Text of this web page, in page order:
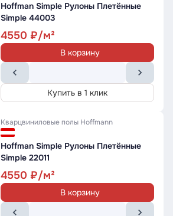
Hoffman Simple Рулоны Плетённые
Simple 44003
4550
В корзину
Купить в 1 клик
Кварцвиниловые полы Hoffmann
Hoffman Simple Рулоны Плетённые
Simple 22011
4550
В корзину